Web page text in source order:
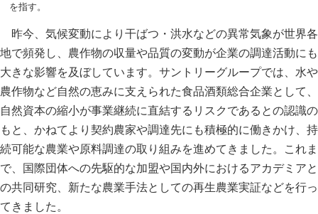
を指す。
昨今、気候変動により干ばつ・洪水などの異常気象が世界各
地で頻発し、農作物の収量や品質の変動が企業の調達活動にも
大きな影響を及ぼしています。サントリーグループでは、水や
農作物など自然の恵みに支えられた食品酒類総合企業として、
自然資本の縮小が事業継続に直結するリスクであるとの認識の
もと、かねてより契約農家や調達先にも積極的に働きかけ、持
続可能な農業や原料調達の取り組みを進めてきました。これま
で、国際団体への先駆的な加盟や国内外におけるアカデミアと
の共同研究、新たな農業手法としての再生農業実証などを行っ
てきました。